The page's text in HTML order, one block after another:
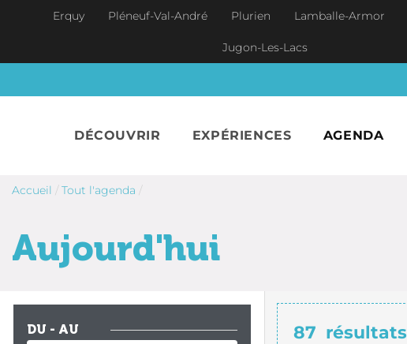
Aller au contenu principal
Erquy Pléneuf-Val-André Plurien Lamballe-Armor
Jugon-Les-Lacs
DÉCOUVRIR EXPÉRIENCES AGENDA
Accueil / Tout l'agenda /
Aujourd'hui
DU - AU 87 résultats